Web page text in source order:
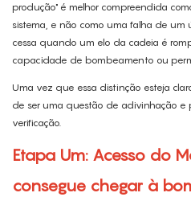
produção" é melhor compreendida
sistema, e não como uma falha de
cessa quando um elo da cadeia é
capacidade de bombeamento ou
Uma vez que essa distinção esteja
de ser uma questão de adivinhação e
verificação.
Etapa Um: Acesso do
consegue chegar à